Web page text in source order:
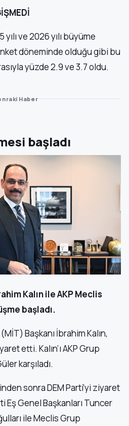
yılı ve 2026 yılı büyüme
döneminde olduğu gibi bu
yüzde 2.9 ve 3.7 oldu.
Haber
başladı
Kalın ile AKP Meclis
başladı.
Başkanı İbrahim Kalın,
etti. Kalın’ı AKP Grup
karşıladı.
sonra DEM Parti’yi ziyaret
Eş Genel Başkanları Tuncer
ile Meclis Grup